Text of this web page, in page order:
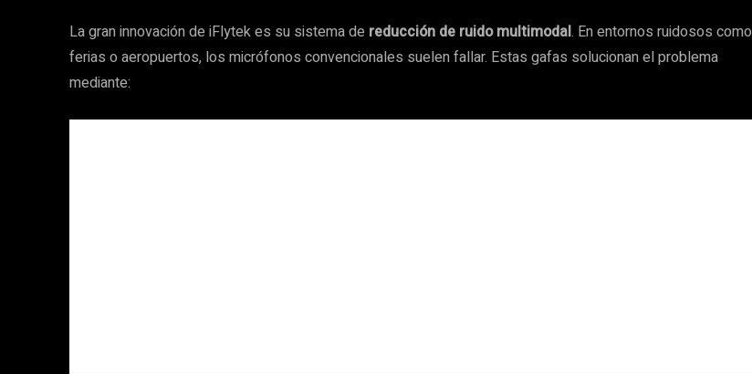
La gran innovación de iFlytek es su sistema de reducción de ruido multimodal. En entornos ruidosos como
ferias o aeropuertos, los micrófonos convencionales suelen fallar. Estas gafas solucionan el problema
mediante: